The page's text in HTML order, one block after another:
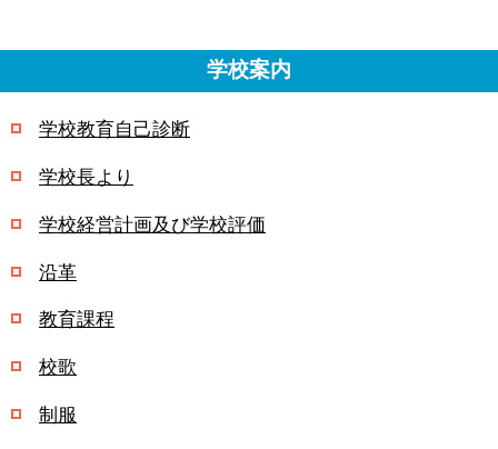
学校案内
学校教育自己診断
学校長より
学校経営計画及び学校評価
沿革
教育課程
校歌
制服